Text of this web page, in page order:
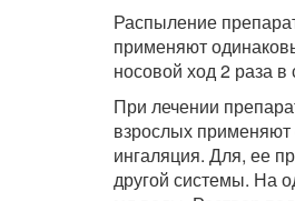
Распыление
применяют
носовой ход 2 раза
При лечении
взрослых
ингаляция. Для, ее
другой системы. На